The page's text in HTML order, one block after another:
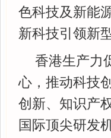
色科技及新能
新科技引领新
香港生产力
心，推动科技
创新、知识产
国际顶尖研发